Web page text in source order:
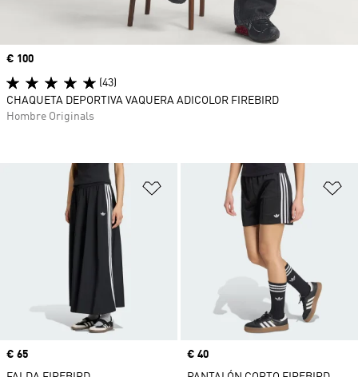
Añadir a la lista de deseos
Precio
€ 65
Precio
€ 40
Precio
€ 100
(43)
CHAQUETA DEPORTIVA VAQUERA ADICOLOR FIREBIRD
Hombre Originals